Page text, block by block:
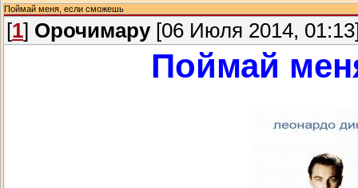
Поймай меня, если сможешь
[1] Орочимару[06 Июля 2014,
Поймай